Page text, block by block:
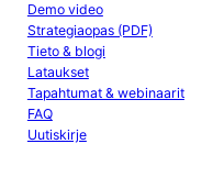
Demo video
Strategiaopas (PDF)
Tieto & blogi
Lataukset
Tapahtumat & webinaarit
FAQ
Uutiskirje